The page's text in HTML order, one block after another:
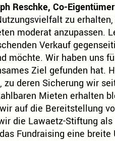
Reschke, Co-
zu
moderat anzupassen.
Verkauf
möchte. Wir haben uns
Ziel gefunden hat.
zu deren Sicherung wir
Mieten erhalten
auf die Bereitstellung
die Lawaetz-Stiftung
Fundraising eine breite